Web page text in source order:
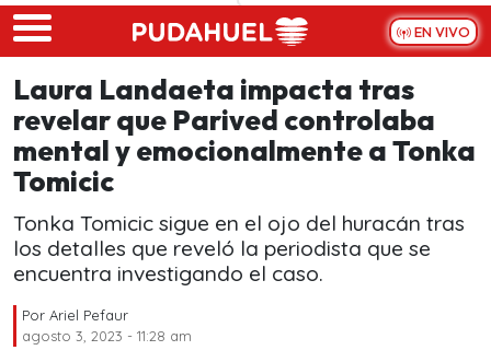
Skip to main content
EN VIVO
Laura Landaeta impacta tras
revelar que Parived controlaba
mental y emocionalmente a Tonka
Tomicic
Tonka Tomicic sigue en el ojo del huracán tras
los detalles que reveló la periodista que se
encuentra investigando el caso.
Por Ariel Pefaur
agosto 3, 2023 - 11:28 am